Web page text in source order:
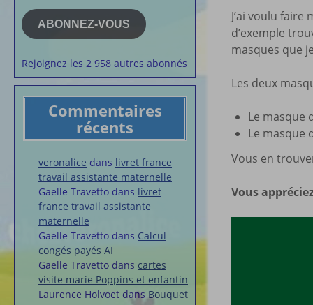
Membres
Articles chez
veronalice
mail
ABONNEZ-VOUS
Rejoignez les 2 958 autres abonnés
Commentaires
récents
veronalice dans livret france
travail assistante maternelle
Gaelle Travetto dans livret
france travail assistante
maternelle
Gaelle Travetto dans Calcul
congés payés AI
Gaelle Travetto dans cartes
visite marie Poppins et enfantin
Laurence Holvoet dans Bouquet
J’ai voulu
d’exemple
masques que
Les deux
Le masque
Le masque
Vous en
Vous